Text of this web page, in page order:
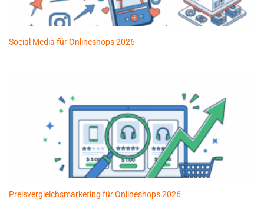
Social Media für Onlineshops 2026
Preisvergleichsmarketing für Onlineshops 2026